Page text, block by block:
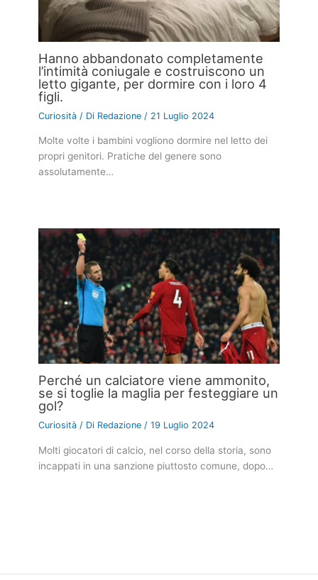
Hanno abbandonato completamente
l’intimità coniugale e costruiscono un
letto gigante, per dormire con i loro 4
figli.
Curiosità / Di Redazione / 21 Luglio 2024
Molte volte i bambini vogliono dormire nel letto dei
propri genitori. Pratiche del genere sono
assolutamente…
Perché un calciatore viene ammonito,
se si toglie la maglia per festeggiare un
gol?
Curiosità / Di Redazione/19 Luglio 2024
Molti giocatori di calcio, nel corso della storia, sono
incappati in una sanzione piuttosto comune, dopo…